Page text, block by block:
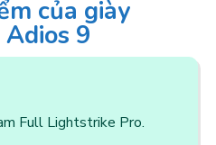
của giày
9
Full Lightstrike Pro.